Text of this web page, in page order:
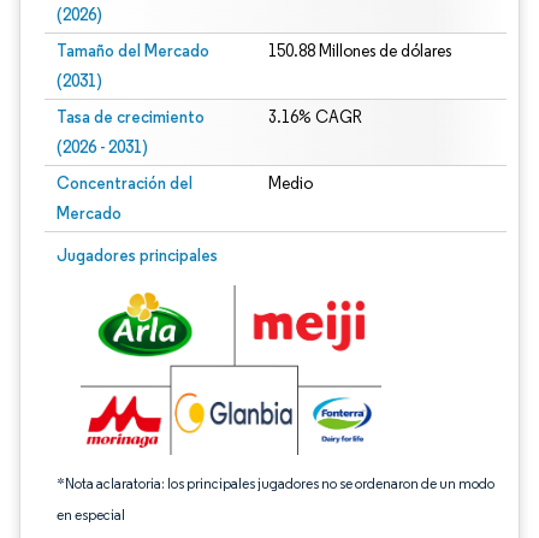
(2026)
Tamaño del Mercado
(2031)
150.88 Millones de dólares
Tasa de crecimiento
(2026 - 2031)
3.16% CAGR
Concentración del
Mercado
Medio
Jugadores principales
*Nota aclaratoria: los principales jugadores no se ordenaron de un modo
en especial
Imagen © Mordor Intelligence. El uso requiere atribución según CC BY 4.0.